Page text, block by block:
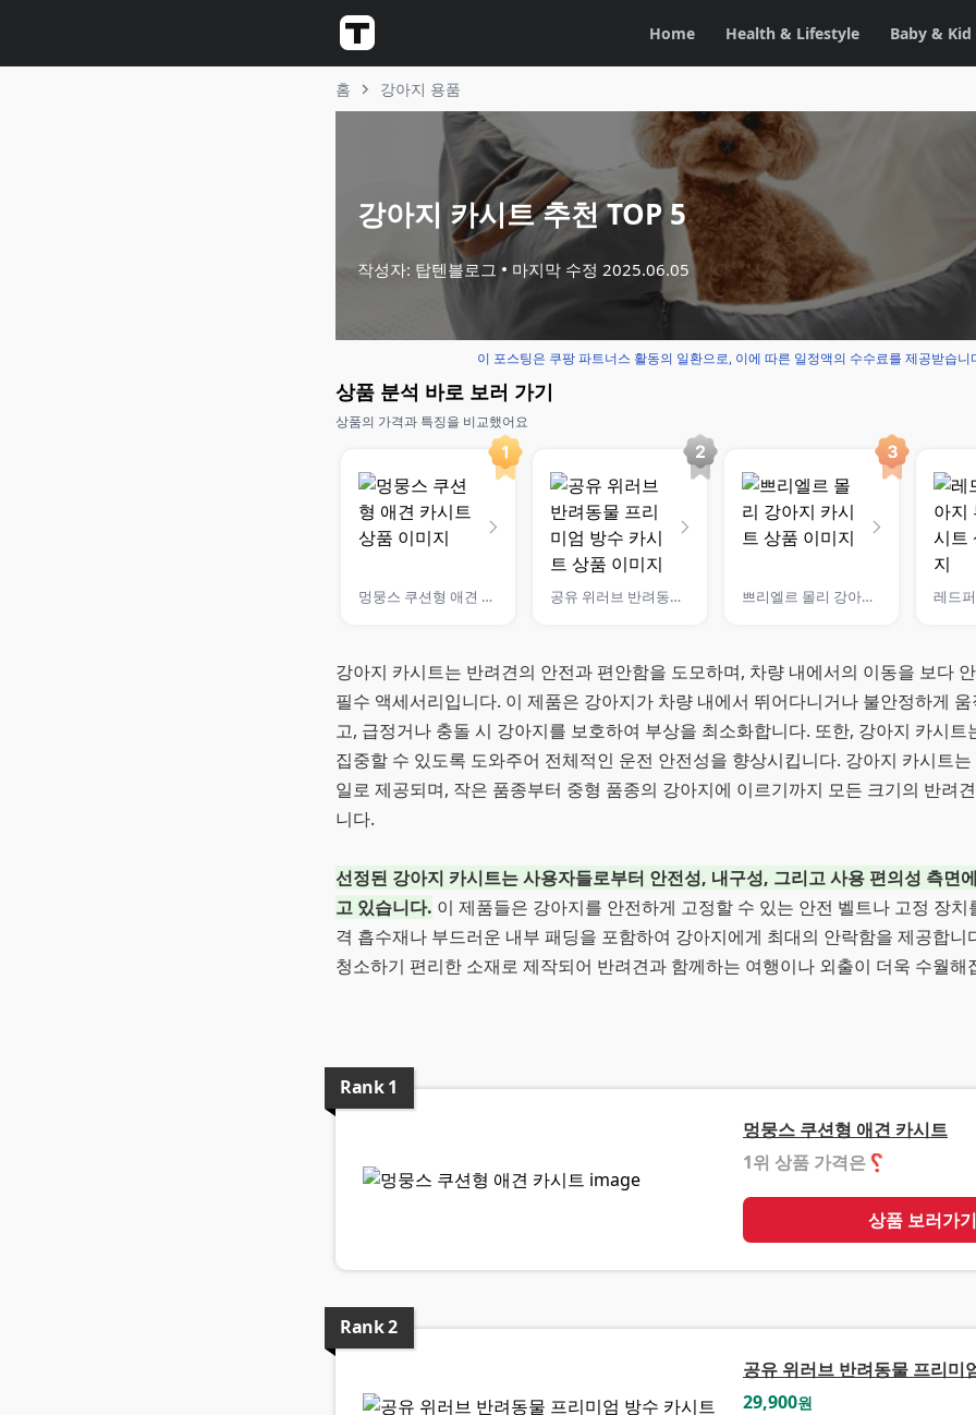
Home Health & Lifestyle Baby & Kid
홈 강아지 용품
강아지 카시트 추천 TOP 5
작성자: 탑텐블로그 마지막 수정 2025.06.05
이 포스팅은 쿠팡 파트너스 활동의 일환으로, 이에 따른 일정액의 수수료를 제공받습니
상품 분석 바로 보러 가기
상품의 가격과 특징을 비교했어요
멍뭉스 쿠션형 애견 카시트 공유 위러브 반려동물 프리미엄 방수 카시트 쁘리엘르 몰리 강아지 카시트
강아지 카시트는 반려견의 안전과 편안함을 도모하며, 차량 내에서의 이동을 보다
필수 액세서리입니다. 이 제품은 강아지가 차량 내에서 뛰어다니거나 불안정하게
고, 급정거나 충돌 시 강아지를 보호하여 부상을 최소화합니다. 또한, 강아지 카시트
집중할 수 있도록 도와주어 전체적인 운전 안전성을 향상시킵니다. 강아지 카시트
일로 제공되며, 작은 품종부터 중형 품종의 강아지에 이르기까지 모든 크기의 반려
니다.
선정된 강아지 카시트는 사용자들로부터 안전성, 내구성, 그리고 사용 편의성 측면
고 있습니다. 이 제품들은 강아지를 안전하게 고정할 수 있는 안전 벨트나 고정 장치
격 흡수재나 부드러운 내부 패딩을 포함하여 강아지에게 최대의 안락함을 제공합니
청소하기 편리한 소재로 제작되어 반려견과 함께하는 여행이나 외출이 더욱 수월해
Rank1
멍뭉스 쿠션형 애견 카시트
1위 상품 가격은 ❓
상품 보러가기
Rank2
공유 위러브 반려동물 프리미
29,900원